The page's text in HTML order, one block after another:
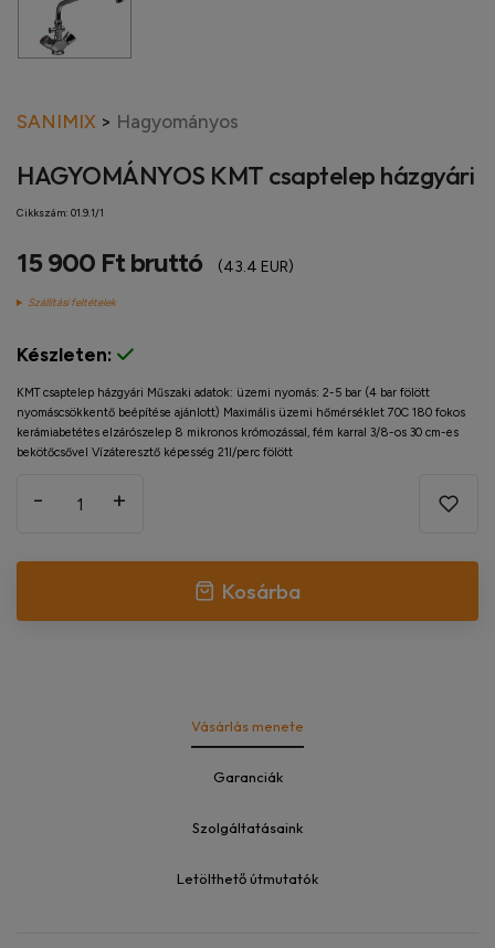
SANIMIX > Hagyományos
HAGYOMÁNYOS KMT csaptelep házgyári
Cikkszám: 01.9.1/1
15 900 Ft bruttó (43.4 EUR)
Szállítási feltételek
Készleten:
KMT csaptelep házgyári Műszaki adatok: üzemi nyomás: 2-5 bar (4 bar fölött
nyomáscsökkentő beépítése ajánlott) Maximális üzemi hőmérséklet 70C 180 fokos
kerámiabetétes elzárószelep 8 mikronos krómozással, fém karral 3/8-os 30 cm-es
bekötőcsővel Vízáteresztő képesség 21l/perc fölött
- +
Kosárba
Vásárlás menete
Garanciák
Szolgáltatásaink
Letölthető útmutatók